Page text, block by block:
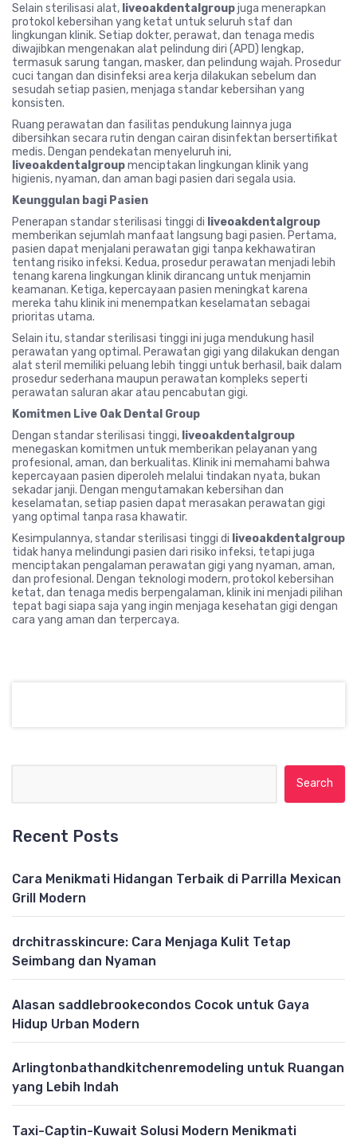
Selain sterilisasi alat, liveoakdentalgroupjuga menerapkan
protokol kebersihan yang ketat untuk seluruh staf dan
lingkungan klinik. Setiap dokter, perawat, dan tenaga medis
diwajibkan mengenakan alat pelindung diri (APD) lengkap,
termasuk sarung tangan, masker, dan pelindung wajah. Prosedur
cuci tangan dan disinfeksi area kerja dilakukan sebelum dan
sesudah setiap pasien, menjaga standar kebersihan yang
konsisten.
Ruang perawatan dan fasilitas pendukung lainnya juga
dibersihkan secara rutin dengan cairan disinfektan bersertifikat
medis. Dengan pendekatan menyeluruh ini,
liveoakdentalgroupmenciptakan lingkungan klinik yang
higienis, nyaman, dan aman bagi pasien dari segala usia.
Keunggulan bagi Pasien
Penerapan standar sterilisasi tinggi di liveoakdentalgroup
memberikan sejumlah manfaat langsung bagi pasien. Pertama,
pasien dapat menjalani perawatan gigi tanpa kekhawatiran
tentang risiko infeksi. Kedua, prosedur perawatan menjadi lebih
tenang karena lingkungan klinik dirancang untuk menjamin
keamanan. Ketiga, kepercayaan pasien meningkat karena
mereka tahu klinik ini menempatkan keselamatan sebagai
prioritas utama.
Selain itu, standar sterilisasi tinggi ini juga mendukung hasil
perawatan yang optimal. Perawatan gigi yang dilakukan dengan
alat steril memiliki peluang lebih tinggi untuk berhasil, baik dalam
prosedur sederhana maupun perawatan kompleks seperti
perawatan saluran akar atau pencabutan gigi.
Komitmen Live Oak Dental Group
Dengan standar sterilisasi tinggi, liveoakdentalgroup
menegaskan komitmen untuk memberikan pelayanan yang
profesional, aman, dan berkualitas. Klinik ini memahami bahwa
kepercayaan pasien diperoleh melalui tindakan nyata, bukan
sekadar janji. Dengan mengutamakan kebersihan dan
keselamatan, setiap pasien dapat merasakan perawatan gigi
yang optimal tanpa rasa khawatir.
Kesimpulannya, standar sterilisasi tinggi di liveoakdentalgroup
tidak hanya melindungi pasien dari risiko infeksi, tetapi juga
menciptakan pengalaman perawatan gigi yang nyaman, aman,
dan profesional. Dengan teknologi modern, protokol kebersihan
ketat, dan tenaga medis berpengalaman, klinik ini menjadi pilihan
tepat bagi siapa saja yang ingin menjaga kesehatan gigi dengan
cara yang aman dan terpercaya.
Recent Posts
Cara Menikmati Hidangan Terbaik di Parrilla Mexican
Grill Modern
drchitrasskincure: Cara Menjaga Kulit Tetap
Seimbang dan Nyaman
Alasan saddlebrookecondos Cocok untuk Gaya
Hidup Urban Modern
Arlingtonbathandkitchenremodeling untuk Ruangan
yang Lebih Indah
Taxi-Captin-Kuwait Solusi Modern Menikmati